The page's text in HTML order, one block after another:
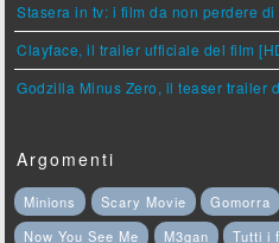
Stasera in tv: i film da non perdere
Clayface, il trailer ufficiale del film
Godzilla Minus Zero, il teaser trailer
Argomenti
Minions Scary Movie Gomorra
Now You See Me
M3gan
Tutti i